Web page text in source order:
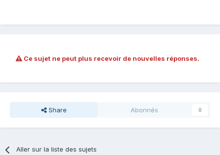
Ce sujet ne peut plus recevoir de nouvelles réponses.
Share Abonnés 0
Aller sur la liste des sujets